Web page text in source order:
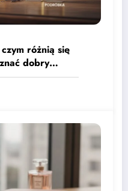
różnią się
dobry